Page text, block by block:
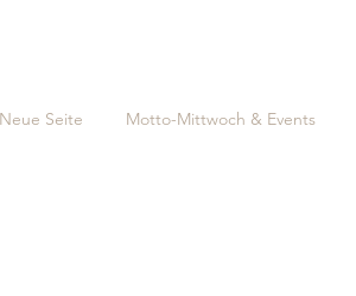
Neue Seite Motto-Mittwoch & Events